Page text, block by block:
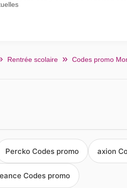
Rentrée scolaire Codes promo
Percko Codes promo axion
Codes promo